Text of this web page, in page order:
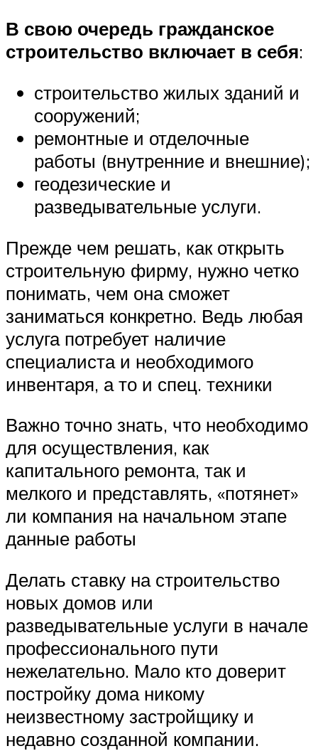
В свою очередь гражданское
строительство включает в себя:
строительство жилых зданий и
сооружений;
ремонтные и отделочные
работы (внутренние и внешние);
геодезические и
разведывательные услуги.
Прежде чем решать, как открыть
строительную фирму, нужно четко
понимать, чем она сможет
заниматься конкретно. Ведь любая
услуга потребует наличие
специалиста и необходимого
инвентаря, а то и спец. техники
Важно точно знать, что необходимо
для осуществления, как
капитального ремонта, так и
мелкого и представлять, «потянет»
ли компания на начальном этапе
данные работы
Делать ставку на строительство
новых домов или
разведывательные услуги в начале
профессионального пути
нежелательно. Мало кто доверит
постройку дома никому
неизвестному застройщику и
недавно созданной компании.